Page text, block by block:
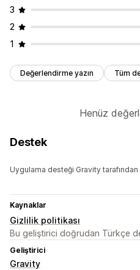
3
2
1
Değerlendirme yazın Tüm
Henüz
Destek
Uygulama desteği Gravity tarafından
Kaynaklar
Gizlilik politikası
Bu geliştirici doğrudan Türkçe
Geliştirici
Gravity